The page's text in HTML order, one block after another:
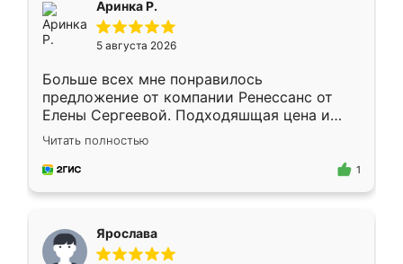
Аринка Р.
5 августа 2026
Больше всех мне понравилось
предложение от компании Ренессанс от
Елены Сергеевой. Подходяшщая цена и
короткие сроки изготовления. Приехавший
для замера сотрудник Владислав
предложил по моему эскизу самый
Читать полностью
1
Ярослава